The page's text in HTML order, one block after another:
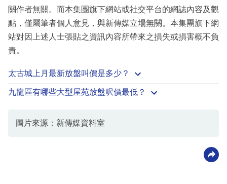
關作者無關。而本集團旗下網站或社交平台的網誌內容及觀
點，僅屬筆者個人意見，與新傳媒立場無關。本集團旗下網
站對因上述人士張貼之資訊內容所帶來之損失或損害概不負
責。
太古城上月最新放盤叫價是多少？
九龍區有哪些大型屋苑放盤呎價最低？
圖片來源：新傳媒資料室